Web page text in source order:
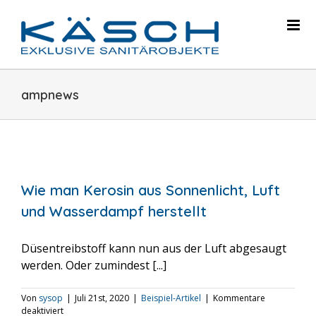
content
ampnews
Wie man Kerosin aus Sonnenlicht, Luft
und Wasserdampf herstellt
Düsentreibstoff kann nun aus der Luft abgesaugt
werden. Oder zumindest [...]
Von sysop | Juli 21st, 2020 | Beispiel-Artikel | Kommentare
deaktiviertfür